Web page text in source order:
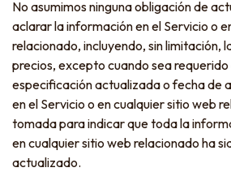
No asumimos ninguna obligación de
aclarar la información en el Servicio o
relacionado, incluyendo, sin limitación,
precios, excepto cuando sea requerido
especificación actualizada o fecha de
en el Servicio o en cualquier sitio web
tomada para indicar que toda la
en cualquier sitio web relacionado ha
actualizado.